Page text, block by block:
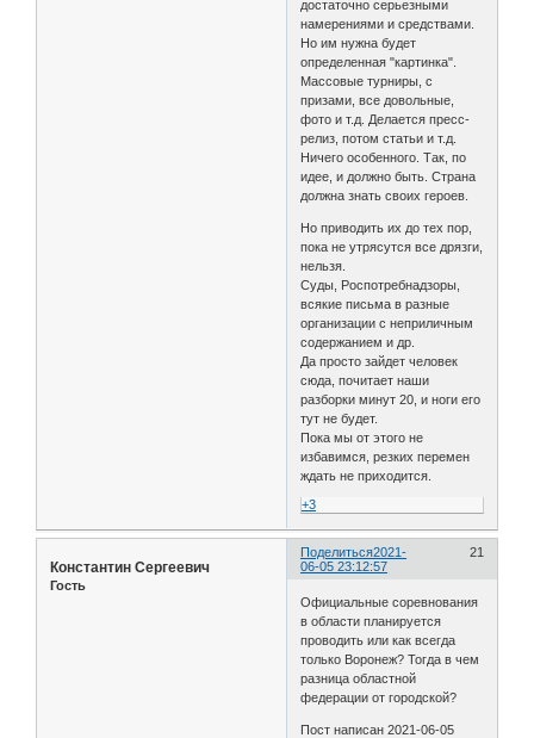
достаточно серьезными
намерениями и средствами.
Но им нужна будет
определенная "картинка".
Массовые турниры, с
призами, все довольные,
фото и т.д. Делается пресс-
релиз, потом статьи и т.д.
Ничего особенного. Так, по
идее, и должно быть. Страна
должна знать своих героев.
Но приводить их до тех пор,
пока не утрясутся все дрязги,
нельзя.
Суды, Роспотребнадзоры,
всякие письма в разные
организации с неприличным
содержанием и др.
Да просто зайдет человек
сюда, почитает наши
разборки минут 20, и ноги его
тут не будет.
Пока мы от этого не
избавимся, резких перемен
ждать не приходится.
+3
Поделиться 21
2021-
06-05 23:12:57
Константин Сергеевич
Гость
Официальные соревнования
в области планируется
проводить или как всегда
только Воронеж? Тогда в чем
разница областной
федерации от городской?
Пост написан 2021-06-05